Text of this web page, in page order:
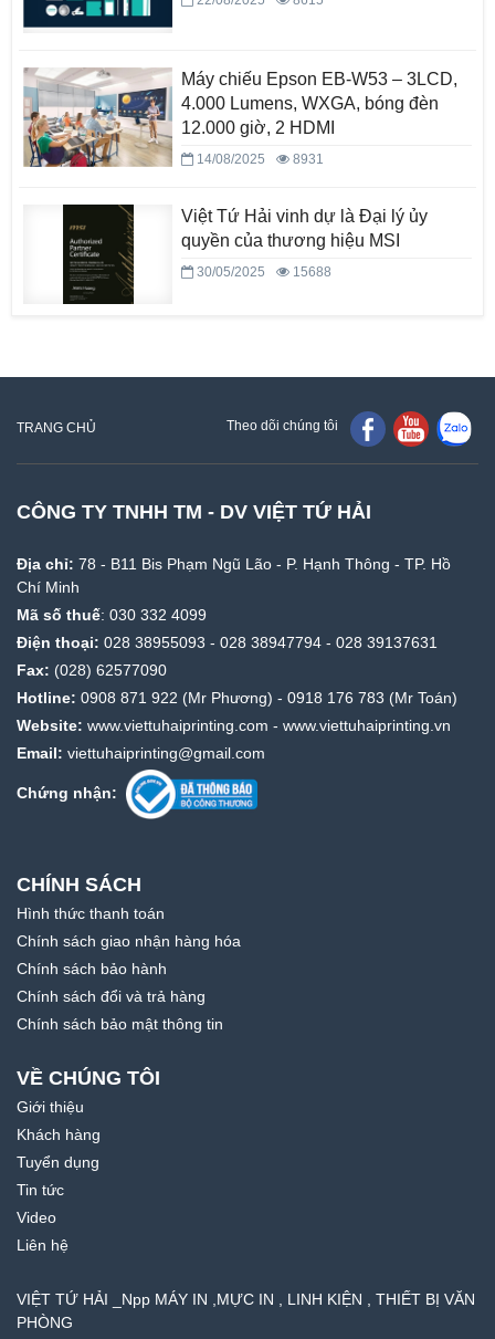
Máy chiếu Epson EB-W53 – 3LCD,
4.000 Lumens, WXGA, bóng đèn
12.000 giờ, 2 HDMI
14/08/2025 8931
Việt Tứ Hải vinh dự là Đại lý ủy
quyền của thương hiệu MSI
30/05/2025 15688
TRANG CHỦ Theo dõi chúng tôi
CÔNG TY TNHH TM - DV VIỆT TỨ HẢI
Địa chỉ: 78 - B11 Bis Phạm Ngũ Lão - P. Hạnh Thông - TP. Hồ
Chí Minh
Mã số thuế: 030 332 4099
Điện thoại: 028 38955093 - 028 38947794 - 028 39137631
Fax: (028) 62577090
Hotline: 0908 871 922 (Mr Phương) - 0918 176 783 (Mr Toán)
Website: www.viettuhaiprinting.com - www.viettuhaiprinting.vn
Email: viettuhaiprinting@gmail.com
Chứng nhận:
CHÍNH SÁCH
Hình thức thanh toán
Chính sách giao nhận hàng hóa
Chính sách bảo hành
Chính sách đổi và trả hàng
Chính sách bảo mật thông tin
VỀ CHÚNG TÔI
Giới thiệu
Khách hàng
Tuyển dụng
Tin tức
Video
Liên hệ
VIỆT TỨ HẢI _Npp MÁY IN ,MỰC IN , LINH KIỆN , THIẾT BỊ VĂN
PHÒNG